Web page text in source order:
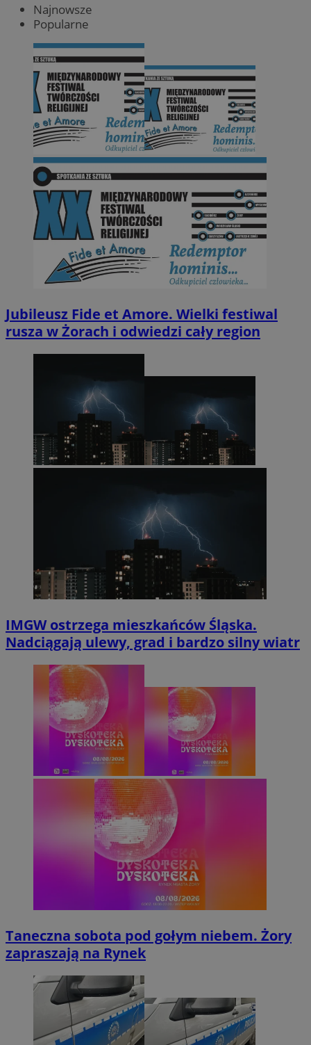
Najnowsze
Popularne
Jubileusz Fide et Amore. Wielki festiwal
rusza w Żorach i odwiedzi cały region
IMGW ostrzega mieszkańców Śląska.
Nadciągają ulewy, grad i bardzo silny wiatr
Taneczna sobota pod gołym niebem. Żory
zapraszają na Rynek